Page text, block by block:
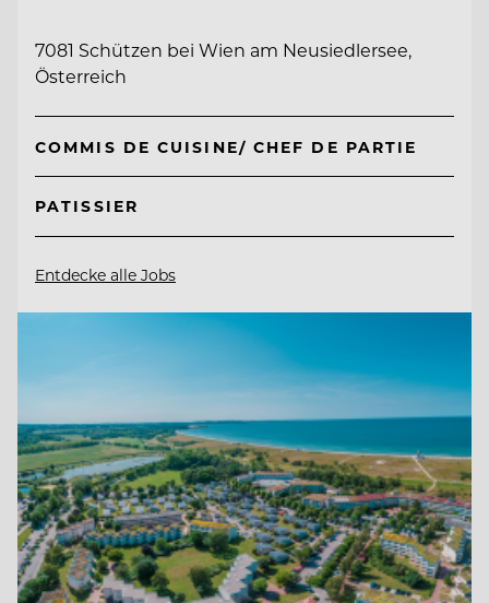
7081 Schützen bei Wien am Neusiedlersee,
Österreich
COMMIS DE CUISINE/ CHEF DE PARTIE
PATISSIER
Entdecke alle Jobs